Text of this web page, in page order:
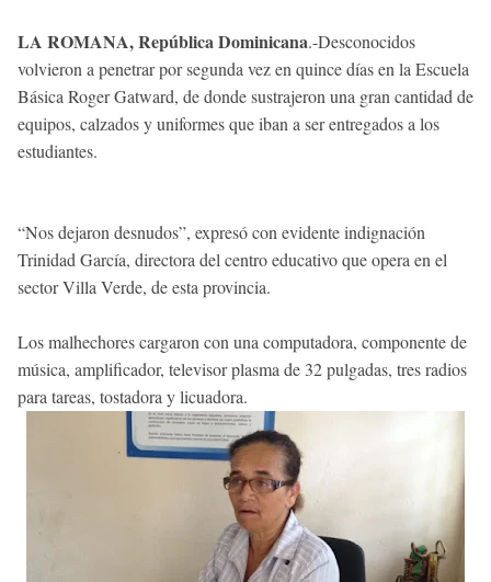
LA ROMANA, República Dominicana.-Desconocidos
volvieron a penetrar por segunda vez en quince días en la Escuela
Básica Roger Gatward, de donde sustrajeron una gran cantidad de
equipos, calzados y uniformes que iban a ser entregados a los
estudiantes.
“Nos dejaron desnudos”, expresó con evidente indignación
Trinidad García, directora del centro educativo que opera en el
sector Villa Verde, de esta provincia.
Los malhechores cargaron con una computadora, componente de
música, amplificador, televisor plasma de 32 pulgadas, tres radios
para tareas, tostadora y licuadora.